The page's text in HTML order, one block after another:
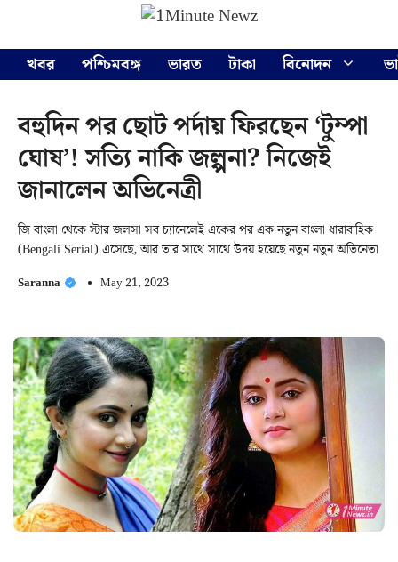
content
খবর
পশ্চিমবঙ্গ ভারত টাকা বিনোদন
বহুদিন পর ছোট পর্দায় ফিরছেন ‘টুম্পা
ঘোষ’! সত্যি নাকি জল্পনা? নিজেই
জানালেন অভিনেত্রী
জি বাংলা থেকে স্টার জলসা সব চ্যানেলেই একের পর এক নতুন বাংলা ধারাবাহিক
(Bengali Serial) এসেছে, আর তার সাথে সাথে উদয় হয়েছে নতুন নতুন অভিনেতা
Saranna May 21, 2023